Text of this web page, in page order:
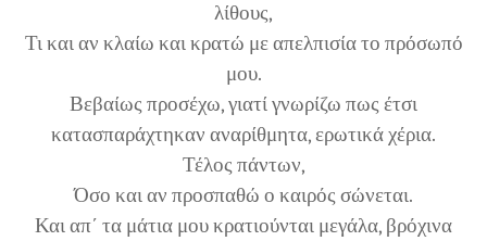
λίθους,
Τι και αν κλαίω και κρατώ με απελπισία το πρόσωπό
μου.
Βεβαίως προσέχω, γιατί γνωρίζω πως έτσι
κατασπαράχτηκαν αναρίθμητα, ερωτικά χέρια.
Τέλος πάντων,
Όσο και αν προσπαθώ ο καιρός σώνεται.
Και απ΄ τα μάτια μου κρατιούνται μεγάλα, βρόχινα